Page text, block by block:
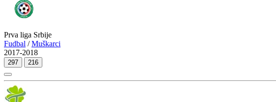
Prva liga Srbije
Fudbal /Muškarci
2017-2018
297 216